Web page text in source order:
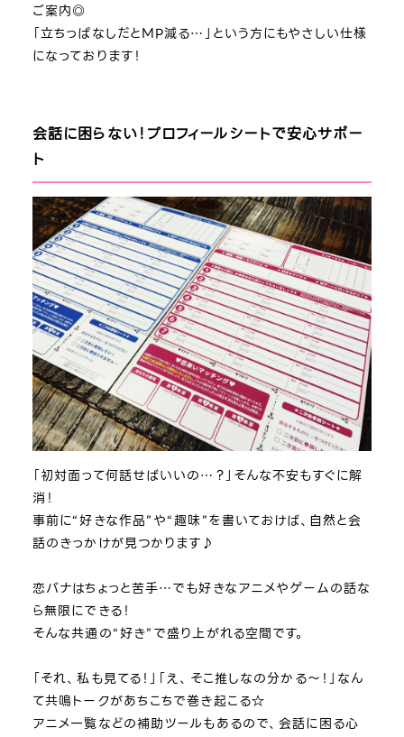
ご案内◎
「立ちっぱなしだとMP減る…」という方にもやさしい仕様
になっております！
会話に困らない！プロフィールシートで安心サポー
ト
「初対面って何話せばいいの…？」そんな不安もすぐに解
消！
事前に“好きな作品”や“趣味”を書いておけば、自然と会
話のきっかけが見つかります♪
恋バナはちょっと苦手…でも好きなアニメやゲームの話な
ら無限にできる！
そんな共通の“好き”で盛り上がれる空間です。
「それ、私も見てる！」「え、そこ推しなの分かる～！」なん
て共鳴トークがあちこちで巻き起こる☆
アニメ一覧などの補助ツールもあるので、会話に困る心